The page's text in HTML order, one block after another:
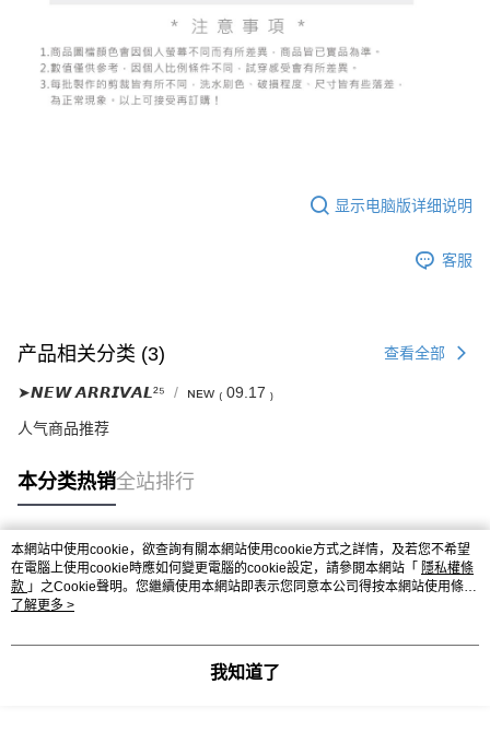
显示电脑版详细说明
客服
产品相关分类 (3) 查看全部
➤𝙉𝙀𝙒 𝘼𝙍𝙍𝙄𝙑𝘼𝙇²⁵ ɴᴇᴡ ₍ 09.17 ₎
人气商品推荐
本分类热销全站排行
热门标签
本網站中使用cookie，欲查詢有關本網站使用cookie方式之詳情，及若您不希望
在電腦上使用cookie時應如何變更電腦的cookie設定，請參閱本網站「 隱私權條
款 」之Cookie聲明。您繼續使用本網站即表示您同意本公司得按本網站使用條款
之Cookie聲明使用cookie。
了解更多 >
我知道了